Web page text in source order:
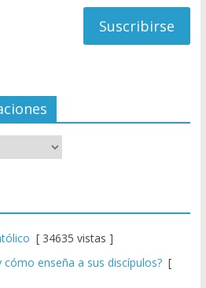
[ 34635 vistas ]
cómo enseña a sus discípulos?[